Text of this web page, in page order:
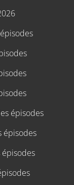
épisodes
épisodes